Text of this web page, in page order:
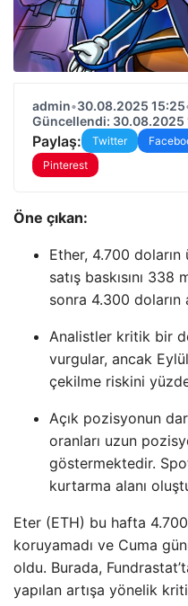
admin•30.08.2025 15:25
Güncellendi: 30.08.2025
Paylaş: Twitter
Pinterest
Öne çıkan:
Ether, 4.700
satış baskısını
sonra 4.300 doların
Analistler kritik bir
vurgular, ancak
çekilme riskini yüzde
Açık pozisyonun
oranları uzun
göstermektedir.
kurtarma alanı
Eter (ETH) bu hafta
koruyamadı ve Cuma
oldu. Burada,
yapılan artışa yönelik